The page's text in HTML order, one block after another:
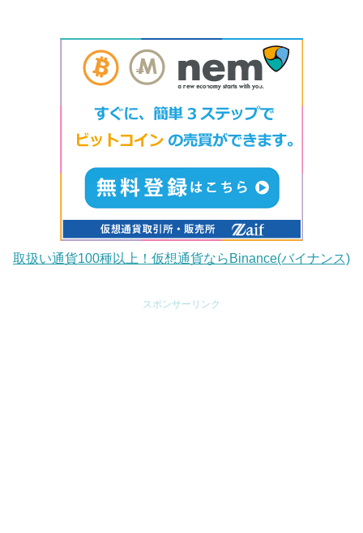
取扱い通貨100種以上！仮想通貨ならBinance(バイナンス)
スポンサーリンク